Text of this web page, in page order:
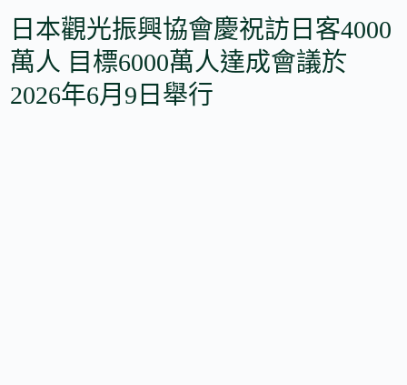
日本觀光振興協會慶祝訪日客4000
萬人 目標6000萬人達成會議於
2026年6月9日舉行